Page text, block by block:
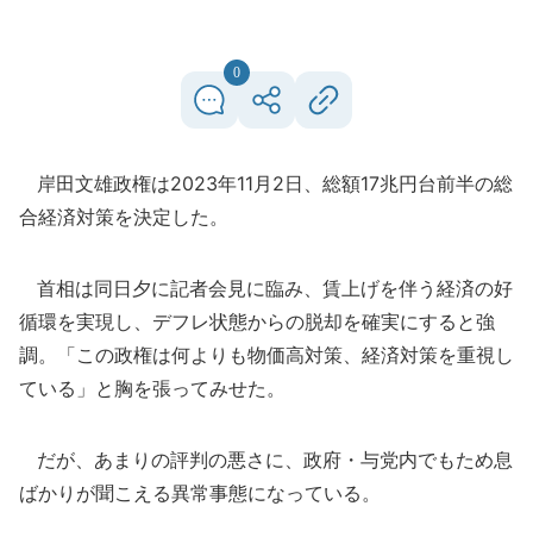
0
岸田文雄政権は2023年11月2日、総額17兆円台前半の総
合経済対策を決定した。
首相は同日夕に記者会見に臨み、賃上げを伴う経済の好
循環を実現し、デフレ状態からの脱却を確実にすると強
調。「この政権は何よりも物価高対策、経済対策を重視し
ている」と胸を張ってみせた。
だが、あまりの評判の悪さに、政府・与党内でもため息
ばかりが聞こえる異常事態になっている。